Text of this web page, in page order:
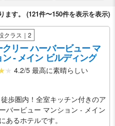
ます。 (121件〜150件を表示を表示)
クラス｜2
クリー ハーバービュー マ
ン - メイン ビルディング
4.2/5 最高に素晴らしい
歩圏内！全室キッチン付きのア
バービュー マンション - メイン
あるホテルです。